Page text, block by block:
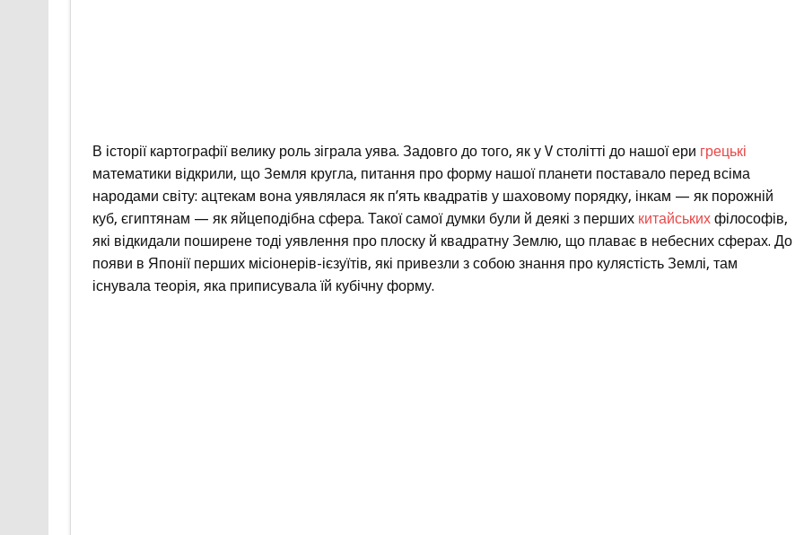
В історії картографії велику роль зіграла уява. Задовго до того, як у V столітті до нашої ери грецькі
математики відкрили, що Земля кругла, питання про форму нашої планети поставало перед всіма
народами світу: ацтекам вона уявлялася як п’ять квадратів у шаховому порядку, інкам — як порожній
куб, єгиптянам — як яйцеподібна сфера. Такої самої думки були й деякі з перших китайськихфілософів,
які відкидали поширене тоді уявлення про плоску й квадратну Землю, що плаває в небесних сферах. До
появи в Японії перших місіонерів-ієзуїтів, які привезли з собою знання про кулястість Землі, там
існувала теорія, яка приписувала їй кубічну форму.